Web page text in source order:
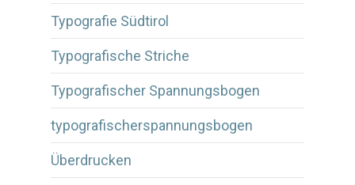
Typografie Südtirol
Typografische Striche
Typografischer Spannungsbogen
typografischerspannungsbogen
Überdrucken